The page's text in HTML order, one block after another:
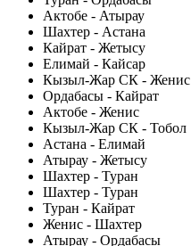
Актобе - Атырау
Шахтер - Астана
Кайрат - Жетысу
Елимай - Кайсар
Кызыл-Жар СК - Женис
Ордабасы - Кайрат
Актобе - Женис
Кызыл-Жар СК - Тобол
Астана - Елимай
Атырау - Жетысу
Шахтер - Туран
Шахтер - Туран
Туран - Кайрат
Женис - Шахтер
Атырау - Ордабасы